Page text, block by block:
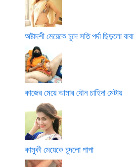
অষ্টাদশী মেয়েকে চুদে সতি পর্দা ছিড়লো বাবা
কাজের মেয়ে আমার যৌন চাহিদা মেটায়
কামুকী মেয়েকে চুদলো পাপা